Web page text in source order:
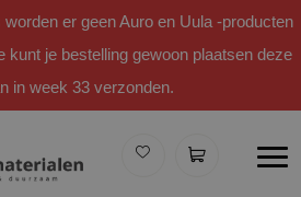
er geen Auro en Uula -producten
kunt je bestelling gewoon plaatsen deze
in week 33 verzonden.